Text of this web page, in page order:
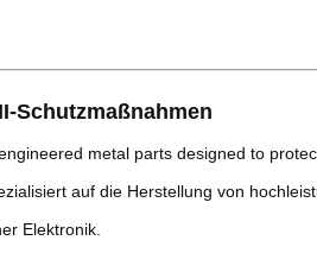
Schutzmaßnahmen
metal parts designed to
auf die Herstellung von
Elektronik.